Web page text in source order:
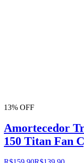
13% OFF
Amortecedor
150 Titan Fan